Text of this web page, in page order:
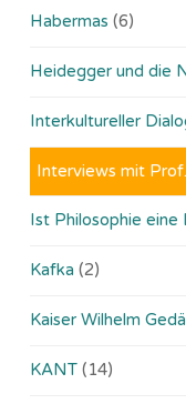
Habermas (6)
Heidegger und die
Interkultureller
Interviews mit
Ist Philosophie eine
Kafka (2)
Kaiser Wilhelm
KANT (14)